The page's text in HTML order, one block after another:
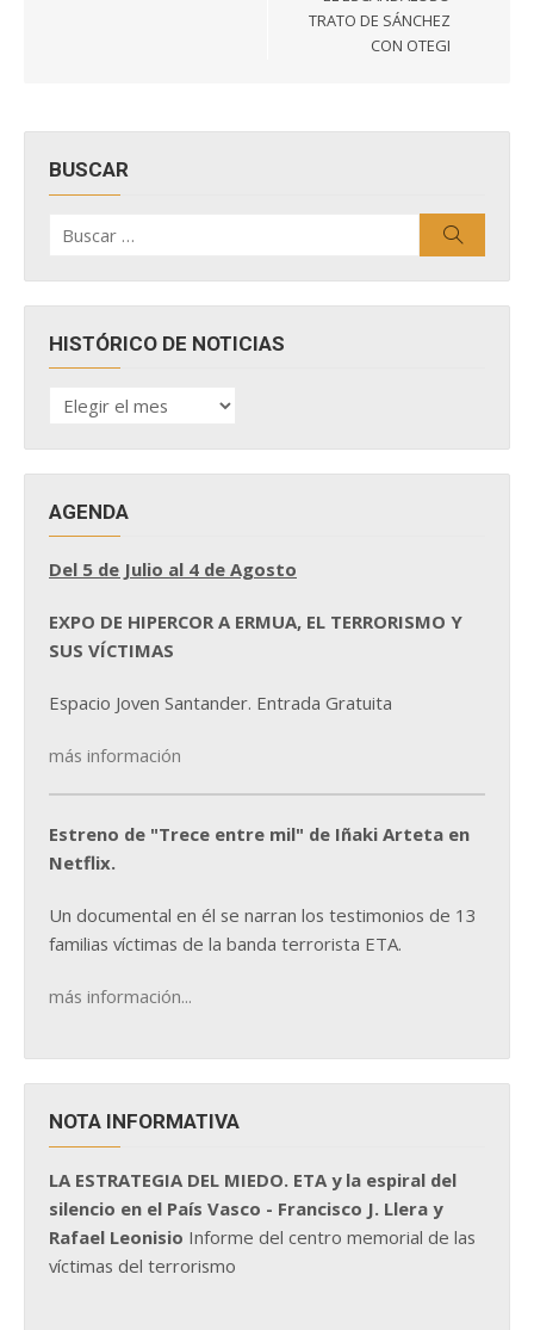
TRATO DE SÁNCHEZ
CON OTEGI
BUSCAR
por:
HISTÓRICO DE NOTICIAS
HISTÓRICO
DE
AGENDA
Del 5 de Julio al 4 de Agosto
EXPO DE HIPERCOR A ERMUA, EL TERRORISMO Y
SUS VÍCTIMAS
Espacio Joven Santander. Entrada Gratuita
más información
Estreno de "Trece entre mil" de Iñaki Arteta en
Netflix.
Un documental en él se narran los testimonios de 13
familias víctimas de la banda terrorista ETA.
más información...
NOTA INFORMATIVA
LA ESTRATEGIA DEL MIEDO. ETA y la espiral del
silencio en el País Vasco - Francisco J. Llera y
Rafael Leonisio Informe del centro memorial de las
víctimas del terrorismo